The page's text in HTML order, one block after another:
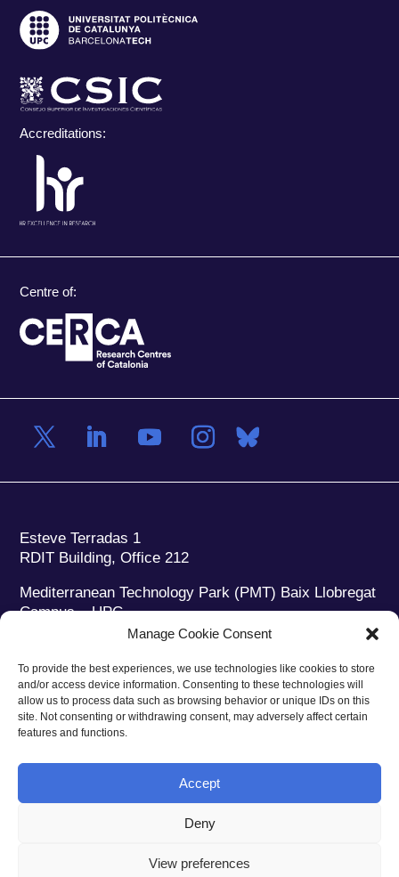
Manage Cookie Consent
To provide the best experiences, we use technologies like cookies to store
and/or access device information. Consenting to these technologies will
allow us to process data such as browsing behavior or unique IDs on this
site. Not consenting or withdrawing consent, may adversely affect certain
features and functions.
Accept
Deny
View preferences
Accreditations:
Centre of:
Esteve Terradas 1
RDIT Building, Office 212
Mediterranean Technology Park (PMT) Baix Llobregat
Campus – UPC
08860 Castelldefels (Barcelona)
Phone: +34 93 280 2088
Fax:+34 93 280 6395
E-mail:ieec@ieec.cat
CONTACT